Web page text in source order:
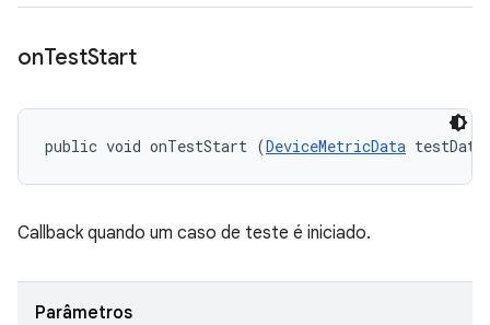
onTestStart
public void onTestStart (DeviceMetricData
Callback quando um caso de teste é iniciado.
Parâmetros